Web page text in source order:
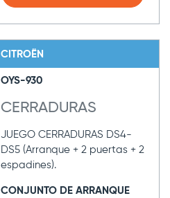
CITROËN
OYS-930
CERRADURAS
JUEGO CERRADURAS DS4-
DS5 (Arranque + 2 puertas + 2
espadines).
CONJUNTO DE ARRANQUE